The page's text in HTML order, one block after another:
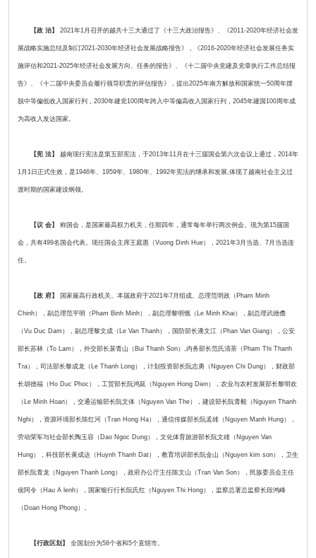
【政 治】 2021年1月召开的越共十三大通过了《十三大政治报告》、《2011-2020年经济社会发
展战略实施总结及制订2021-2030年经济社会发展战略报告》，《2016-2020年经济社会发展任务实
施评估和2021-2025年经济社会发展方向、任务的报告》、《十二届中央党建及党章执行工作总结报
告》、《十二届中央委员会履行领导职责的评估报告》，提出2025年南方解放和国家统一50周年摆
脱中等偏低收入国家行列，2030年建党100周年跨入中等偏高收入国家行列，2045年建国100周年成
为高收入发达国家。
【宪 法】 越南现行宪法是第五部宪法，于2013年11月在十三届国会第六次会议上通过，2014年
1月1日正式生效，是1946年、1959年、1980年、1992年宪法的继承和发展,体现了越南社会主义过
渡时期的国家建设纲领。
【议 会】 称国会，是国家最高权力机关，任期四年，通常每年举行两次例会。现为第15届国
会，共有499名国会代表。现任国会主席王庭惠（Vuong Dinh Hue），2021年3月当选、7月当选连
任。
【政 府】 国家最高行政机关。本届政府于2021年7月组成。总理范明政（Pham Minh
Chinh），副总理范平明（Pham Binh Minh），副总理黎明慨（Le Minh Khai），副总理武德儋
（Vu Duc Dam），副总理黎文成（Le Van Thanh），国防部长潘文江（Phan Van Giang），公安
部长苏林（To Lam），外交部长裴青山（Bui Thanh Son）,内务部长范氏清茶（Pham Thi Thanh
Tra），司法部长黎成龙（Le Thanh Long），计划投资部长阮志勇（Nguyen Chi Dung），财政部
长胡德福（Ho Duc Phoc），工贸部长阮鸿延（Nguyen Hong Dien），农业与农村发展部长黎明欢
（Le Minh Hoan），交通运输部长阮文体（Nguyen Van The），建设部长阮青毅（Nguyen Thanh
Nghi），资源环境部长陈红河（Tran Hong Ha），通信传媒部长阮孟雄（Nguyen Manh Hung），
劳动荣军与社会部长陶玉容（Dao Ngoc Dung），文化体育旅游部长阮文雄（Nguyen Van
Hung），科技部长黄成达（Huynh Thanh Dat），教育培训部长阮金山（Nguyen kim son），卫生
部长阮青龙（Nguyen Thanh Long），政府办公厅主任陈文山（Tran Van Son），民族委员会主任
侯阿令（Hau A lenh），国家银行行长阮氏红（Nguyen Thi Hong），监察总署总监察长段鸿峰
（Doan Hong Phong）。
【行政区划】 全国划分为58个省和5个直辖市。